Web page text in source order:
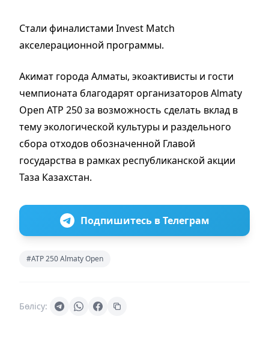
Стали финалистами Invest Match
акселерационной программы.
Акимат города Алматы, экоактивисты и гости
чемпионата благодарят организаторов Almaty
Open ATP 250 за возможность сделать вклад в
тему экологической культуры и раздельного
сбора отходов обозначенной Главой
государства в рамках республиканской акции
Таза Казахстан.
Подпишитесь в Телеграм
#ATP 250 Almaty Open
Бөлісу: